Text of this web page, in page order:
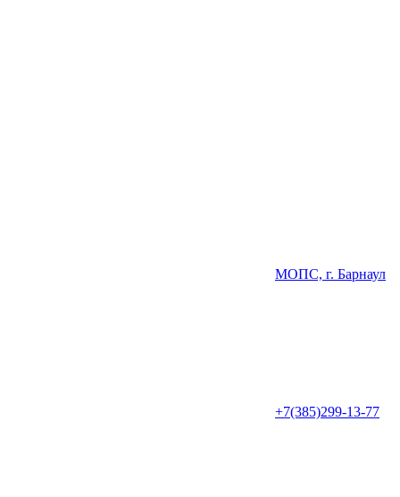
МОПС, г. Барнаул
+7(385)299-13-77